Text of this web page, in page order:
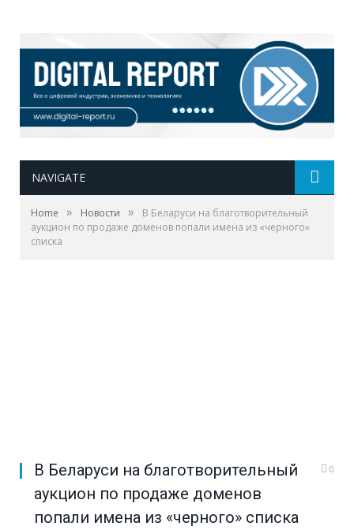
NAVIGATE
Home » Новости »
В Беларуси на благотворительный
аукцион по продаже доменов попали имена из «черного»
списка
В Беларуси на благотворительный
аукцион по продаже доменов
попали имена из «черного» списка
0